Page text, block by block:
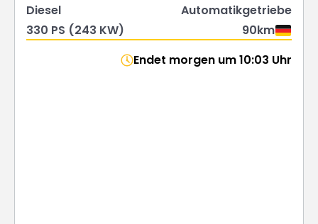
Diesel
Automatikgetriebe
330 PS (243 KW)
90km
Endet morgen um 10:03 Uhr